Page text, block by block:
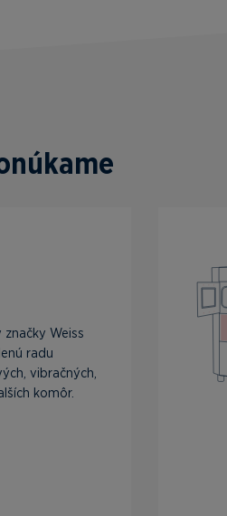
Weiss
radu
vibračných,
komôr.